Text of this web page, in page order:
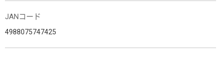
JANコード
4988075747425